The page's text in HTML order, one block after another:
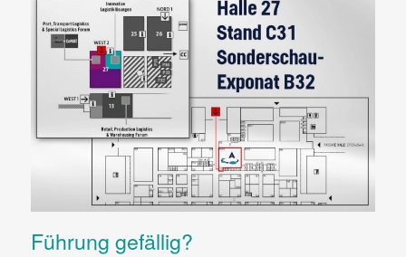
Führung gefällig?